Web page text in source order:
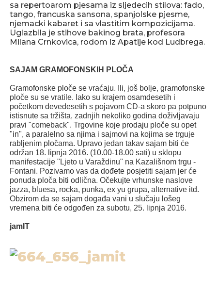
sa repertoarom pjesama iz sljedecih stilova: fado,
tango, francuska sansona, spanjolske pjesme,
njemacki kabaret i sa vlastitim kompozicijama.
Uglazbila je stihove bakinog brata, profesora
Milana Crnkovica, rodom iz Apatije kod Ludbrega.
SAJAM GRAMOFONSKIH PLOČA
Gramofonske ploče se vraćaju. Ili, još bolje, gramofonske
ploče su se vratile. Iako su krajem osamdesetih i
početkom devedesetih s pojavom CD-a skoro pa potpuno
istisnute sa tržišta, zadnjih nekoliko godina doživljavaju
pravi "comeback". Trgovine koje prodaju ploče su opet
"in", a paralelno sa njima i sajmovi na kojima se trguje
rabljenim pločama. Upravo jedan takav sajam biti će
održan 18. lipnja 2016. (10.00-18.00 sati) u sklopu
manifestacije "Ljeto u Varaždinu" na Kazališnom trgu -
Fontani. Pozivamo vas da dođete posjetiti sajam jer će
ponuda ploča biti odlična. Očekujte vrhunske naslove
jazza, bluesa, rocka, punka, ex yu grupa, alternative itd.
Obzirom da se sajam događa vani u slučaju lošeg
vremena biti će odgođen za subotu, 25. lipnja 2016.
jamIT